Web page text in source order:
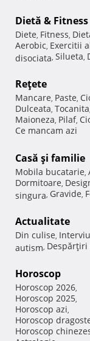
Dietă & Fitness
Diete, Fitness,
Aerobic, Exercitii
disociata, Silueta,
Reţete
Mancare, Paste,
Dulceata, Tocanita,
Maioneza, Pilaf,
Ce mancam azi
Casă şi familie
Mobila bucatarie,
Dormitoare,
singura, Gravide,
Actualitate
Din culise, Interviu
autism, Despărţiri
Horoscop
Horoscop 2026,
Horoscop 2025,
Horoscop azi,
Horoscop
Horoscop